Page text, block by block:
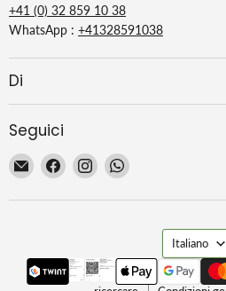
+41 (0) 32 859 10 38
WhatsApp : +41328591038
Di
Seguici
Email
Magie
Trovaci
Facebook
Trovaci
Instagram
Trovaci
WhatsApp
Italiano